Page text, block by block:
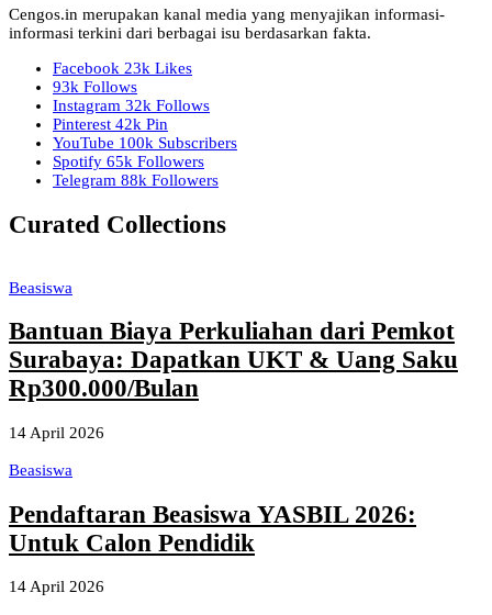
Cengos.in merupakan kanal media yang menyajikan informasi-
informasi terkini dari berbagai isu berdasarkan fakta.
Facebook 23k Likes
93k Follows
Instagram 32k Follows
Pinterest 42k Pin
YouTube 100k Subscribers
Spotify 65k Followers
Telegram 88k Followers
Curated Collections
Beasiswa
Bantuan Biaya Perkuliahan dari Pemkot
Surabaya: Dapatkan UKT & Uang Saku
Rp300.000/Bulan
14 April 2026
Beasiswa
Pendaftaran Beasiswa YASBIL 2026:
Untuk Calon Pendidik
14 April 2026